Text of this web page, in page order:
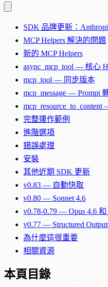
SDK 品牌更新：
MCP Helpers 解決的問題
新的 MCP Helpers
async_mcp_tool — 核心
mcp_tool — 同步版本
mcp_message — Prompt
完整運作範例
進階選項
錯誤處理
安裝
其他近期 SDK 更新
v0.83 — 自動快取
v0.80 — Sonnet 4.6
v0.78-0.79 — Opus 4.6 和
v0.77 — Structured
為什麼這很重要
相關資源
本頁目錄